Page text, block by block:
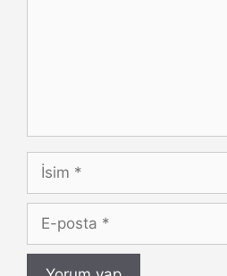
İsim
posta